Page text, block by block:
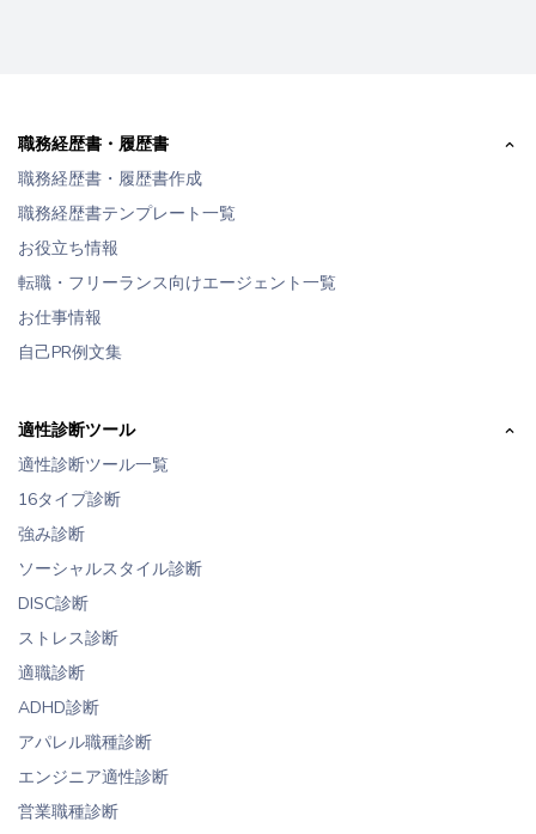
職務経歴書・履歴書
職務経歴書・履歴書作成
職務経歴書テンプレート一覧
お役立ち情報
転職・フリーランス向けエージェント一覧
お仕事情報
自己PR例文集
適性診断ツール
適性診断ツール一覧
16タイプ診断
強み診断
ソーシャルスタイル診断
DISC診断
ストレス診断
適職診断
ADHD診断
アパレル職種診断
エンジニア適性診断
営業職種診断